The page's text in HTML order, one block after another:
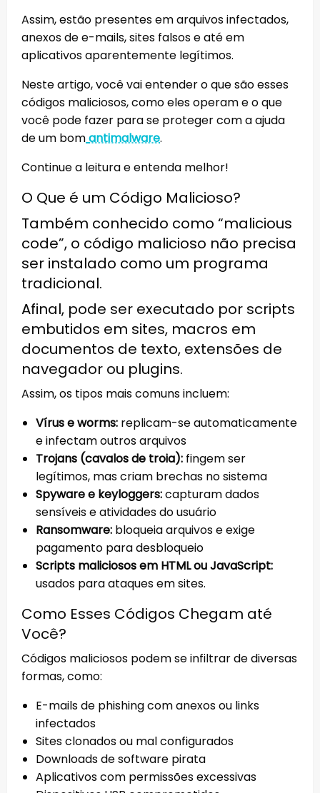
Assim, estão presentes em arquivos infectados,
anexos de e-mails, sites falsos e até em
aplicativos aparentemente legítimos.
Neste artigo, você vai entender o que são esses
códigos maliciosos, como eles operam e o que
você pode fazer para se proteger com a ajuda
de um bomantimalware.
Continue a leitura e entenda melhor!
O Que é um Código Malicioso?
Também conhecido como “malicious
code”, o código malicioso não precisa
ser instalado como um programa
tradicional.
Afinal, pode ser executado por scripts
embutidos em sites, macros em
documentos de texto, extensões de
navegador ou plugins.
Assim, os tipos mais comuns incluem:
Vírus e worms: replicam-se automaticamente
e infectam outros arquivos
Trojans (cavalos de troia): fingem ser
legítimos, mas criam brechas no sistema
Spyware e keyloggers:capturam dados
sensíveis e atividades do usuário
Ransomware: bloqueia arquivos e exige
pagamento para desbloqueio
Scripts maliciosos em HTML ou JavaScript:
usados para ataques em sites.
Como Esses Códigos Chegam até
Você?
Códigos maliciosos podem se infiltrar de diversas
formas, como:
E-mails de phishing com anexos ou links
infectados
Sites clonados ou mal configurados
Downloads de software pirata
Aplicativos com permissões excessivas